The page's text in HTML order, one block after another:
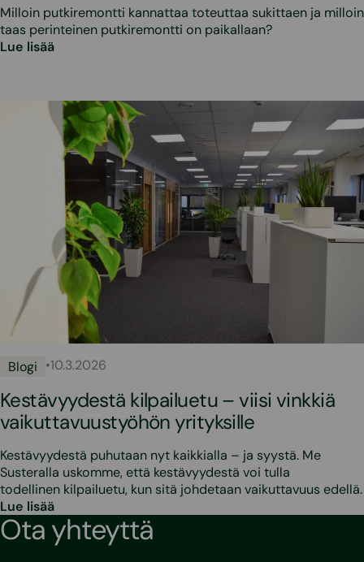
Milloin putkiremontti kannattaa toteuttaa sukittaen ja milloin
taas perinteinen putkiremontti on paikallaan?
Lue lisää
Blogi •10.3.2026
Kestävyydestä kilpailuetu – viisi vinkkiä
vaikuttavuustyöhön yrityksille
Kestävyydestä puhutaan nyt kaikkialla – ja syystä. Me
Susteralla uskomme, että kestävyydestä voi tulla
todellinen kilpailuetu, kun sitä johdetaan vaikuttavuus edellä.
Lue lisää
Ota yhteyttä